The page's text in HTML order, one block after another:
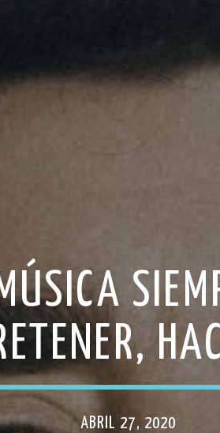
ABRIL 27, 2020